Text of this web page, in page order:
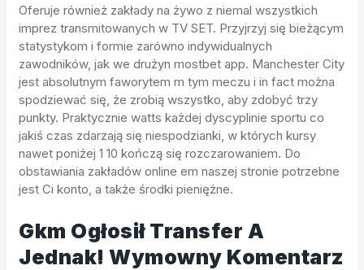
Oferuje również zakłady na żywo z niemal wszystkich
imprez transmitowanych w TV SET. Przyjrzyj się bieżącym
statystykom i formie zarówno indywidualnych
zawodników, jak we drużyn mostbet app. Manchester City
jest absolutnym faworytem m tym meczu i in fact można
spodziewać się, że zrobią wszystko, aby zdobyć trzy
punkty. Praktycznie watts każdej dyscyplinie sportu co
jakiś czas zdarzają się niespodzianki, w których kursy
nawet poniżej 1 10 kończą się rozczarowaniem. Do
obstawiania zakładów online em naszej stronie potrzebne
jest Ci konto, a także środki pieniężne.
Gkm Ogłosił Transfer A
Jednak! Wymowny Komentarz